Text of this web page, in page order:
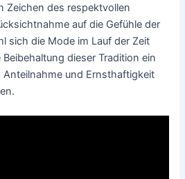
Zeichen des respektvollen
auf die Gefühle der
sich die Mode im Lauf der Zeit
dieser Tradition ein
und Ernsthaftigkeit